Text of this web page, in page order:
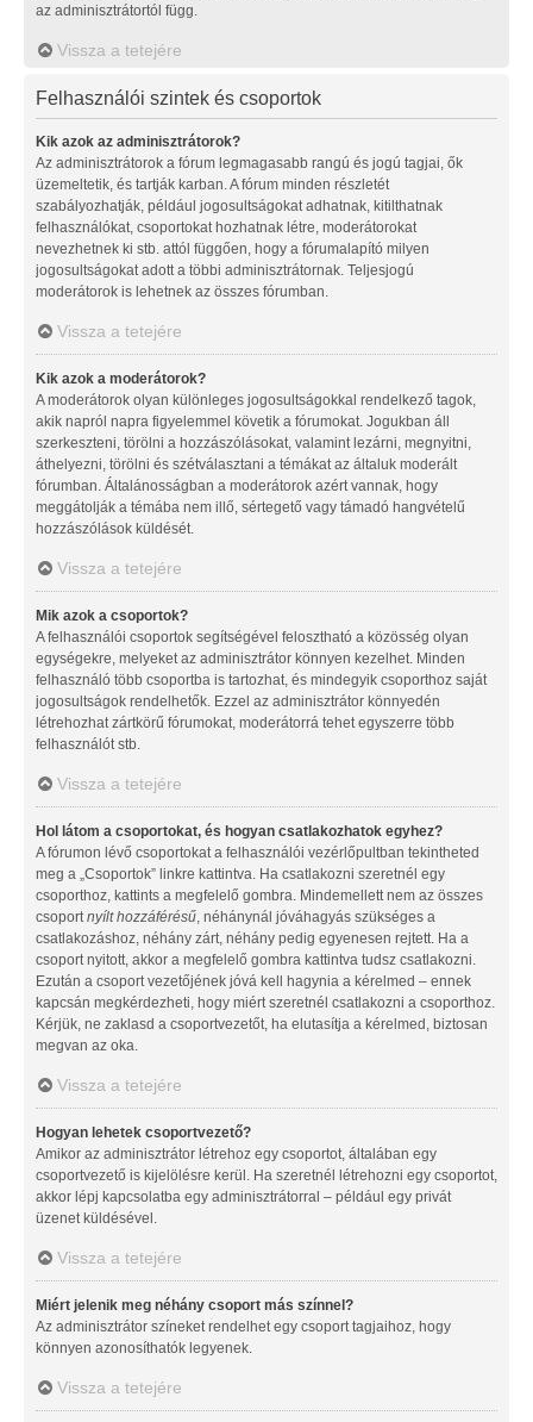
az adminisztrátortól függ.
Vissza a tetejére
Felhasználói szintek és csoportok
Kik azok az adminisztrátorok?
Az adminisztrátorok a fórum legmagasabb rangú és jogú tagjai, ők
üzemeltetik, és tartják karban. A fórum minden részletét
szabályozhatják, például jogosultságokat adhatnak, kitilthatnak
felhasználókat, csoportokat hozhatnak létre, moderátorokat
nevezhetnek ki stb. attól függően, hogy a fórumalapító milyen
jogosultságokat adott a többi adminisztrátornak. Teljesjogú
moderátorok is lehetnek az összes fórumban.
Vissza a tetejére
Kik azok a moderátorok?
A moderátorok olyan különleges jogosultságokkal rendelkező tagok,
akik napról napra figyelemmel követik a fórumokat. Jogukban áll
szerkeszteni, törölni a hozzászólásokat, valamint lezárni, megnyitni,
áthelyezni, törölni és szétválasztani a témákat az általuk moderált
fórumban. Általánosságban a moderátorok azért vannak, hogy
meggátolják a témába nem illő, sértegető vagy támadó hangvételű
hozzászólások küldését.
Vissza a tetejére
Mik azok a csoportok?
A felhasználói csoportok segítségével felosztható a közösség olyan
egységekre, melyeket az adminisztrátor könnyen kezelhet. Minden
felhasználó több csoportba is tartozhat, és mindegyik csoporthoz saját
jogosultságok rendelhetők. Ezzel az adminisztrátor könnyedén
létrehozhat zártkörű fórumokat, moderátorrá tehet egyszerre több
felhasználót stb.
Vissza a tetejére
Hol látom a csoportokat, és hogyan csatlakozhatok egyhez?
A fórumon lévő csoportokat a felhasználói vezérlőpultban tekintheted
meg a „Csoportok” linkre kattintva. Ha csatlakozni szeretnél egy
csoporthoz, kattints a megfelelő gombra. Mindemellett nem az összes
csoport nyílt hozzáférésű , néhánynál jóváhagyás szükséges a
csatlakozáshoz, néhány zárt, néhány pedig egyenesen rejtett. Ha a
csoport nyitott, akkor a megfelelő gombra kattintva tudsz csatlakozni.
Ezután a csoport vezetőjének jóvá kell hagynia a kérelmed – ennek
kapcsán megkérdezheti, hogy miért szeretnél csatlakozni a csoporthoz.
Kérjük, ne zaklasd a csoportvezetőt, ha elutasítja a kérelmed, biztosan
megvan az oka.
Vissza a tetejére
Hogyan lehetek csoportvezető?
Amikor az adminisztrátor létrehoz egy csoportot, általában egy
csoportvezető is kijelölésre kerül. Ha szeretnél létrehozni egy csoportot,
akkor lépj kapcsolatba egy adminisztrátorral – például egy privát
üzenet küldésével.
Vissza a tetejére
Miért jelenik meg néhány csoport más színnel?
Az adminisztrátor színeket rendelhet egy csoport tagjaihoz, hogy
könnyen azonosíthatók legyenek.
Vissza a tetejére